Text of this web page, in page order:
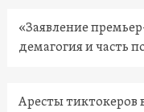
«Заявление
демагогия и часть
Аресты тиктокеров